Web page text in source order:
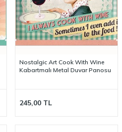
Nostalgic Art Cook With Wine
Kabartmalı Metal Duvar Panosu
245,00 TL